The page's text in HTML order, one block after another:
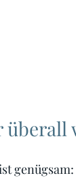
überall